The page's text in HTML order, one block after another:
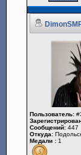
Пользователь:
Сообщений: 447
Откуда:
Медали : 1